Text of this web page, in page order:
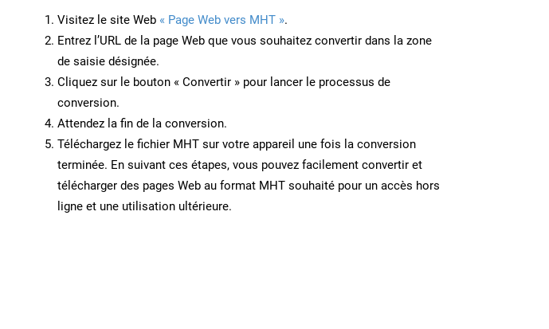
Visitez le site Web « Page Web vers MHT ».
Entrez l’URL de la page Web que vous souhaitez convertir dans la zone
de saisie désignée.
Cliquez sur le bouton « Convertir » pour lancer le processus de
conversion.
Attendez la fin de la conversion.
Téléchargez le fichier MHT sur votre appareil une fois la conversion
terminée. En suivant ces étapes, vous pouvez facilement convertir et
télécharger des pages Web au format MHT souhaité pour un accès hors
ligne et une utilisation ultérieure.